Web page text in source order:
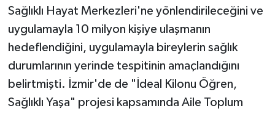
Sağlıklı Hayat Merkezleri'ne yönlendirileceğini ve
uygulamayla 10 milyon kişiye ulaşmanın
hedeflendiğini, uygulamayla bireylerin sağlık
durumlarının yerinde tespitinin amaçlandığını
belirtmişti. İzmir'de de "İdeal Kilonu Öğren,
Sağlıklı Yaşa" projesi kapsamında Aile Toplum